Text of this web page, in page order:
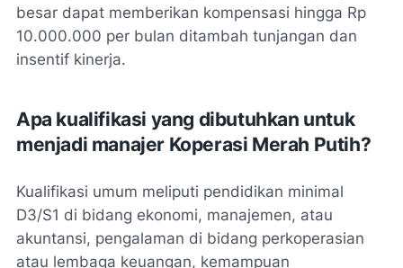
besar dapat memberikan kompensasi hingga Rp
10.000.000 per bulan ditambah tunjangan dan
insentif kinerja.
Apa kualifikasi yang dibutuhkan untuk
menjadi manajer Koperasi Merah Putih?
Kualifikasi umum meliputi pendidikan minimal
D3/S1 di bidang ekonomi, manajemen, atau
akuntansi, pengalaman di bidang perkoperasian
atau lembaga keuangan, kemampuan